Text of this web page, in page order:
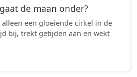
de maan onder?
een gloeiende cirkel in de
bij, trekt getijden aan en wekt